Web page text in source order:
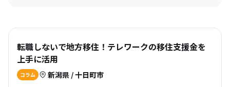
転職しないで地方移住！テレワークの移住支援金を
上手に活用
コラム 新潟県 / 十日町市